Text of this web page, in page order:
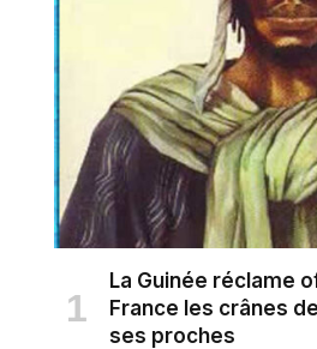
La Guinée réclame
France les crânes
ses proches